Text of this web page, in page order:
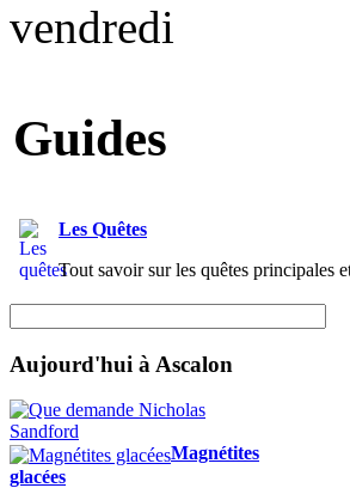
vendredi
Guides
Les Quêtes
Tout savoir sur les quêtes principales
Aujourd'hui à Ascalon
Magnétites
glacées